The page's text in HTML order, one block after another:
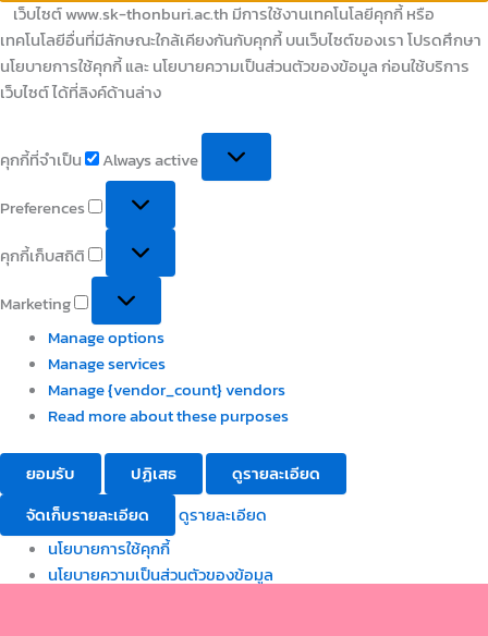
เว็บไซต์ www.sk-thonburi.ac.th มีการใช้งานเทคโนโลยีคุกกี้ หรือ
เทคโนโลยีอื่นที่มีลักษณะใกล้เคียงกันกับคุกกี้ บนเว็บไซต์ของเรา โปรดศึกษา
นโยบายการใช้คุกกี้ และ นโยบายความเป็นส่วนตัวของข้อมูล ก่อนใช้บริการ
เว็บไซต์ ได้ที่ลิงค์ด้านล่าง
คุกกี้ที่จำเป็น
Always active
Preferences
คุกกี้เก็บสถิติ
Marketing
Manage options
Manage services
Manage {vendor_count} vendors
Read more about these purposes
ยอมรับ ปฏิเสธ
ดูรายละเอียด
จัดเก็บรายละเอียด
ดูรายละเอียด
นโยบายการใช้คุกกี้
นโยบายความเป็นส่วนตัวของข้อมูล